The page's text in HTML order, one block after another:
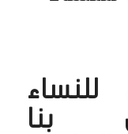
للنساء
بنا